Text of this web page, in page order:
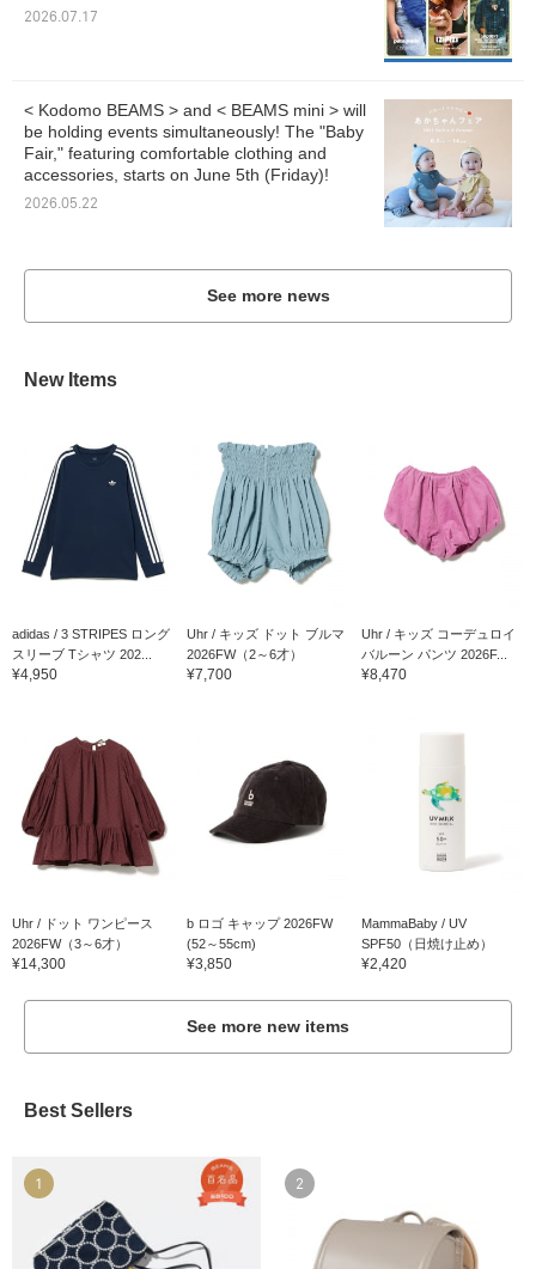
2026.07.17
< Kodomo BEAMS > and < BEAMS mini > will
be holding events simultaneously! The "Baby
Fair," featuring comfortable clothing and
accessories, starts on June 5th (Friday)!
2026.05.22
See more news
New Items
adidas / 3 STRIPES ロング
スリーブ Tシャツ 202...
¥4,950
Uhr / キッズ ドット ブルマ
2026FW（2～6才）
¥7,700
Uhr / キッズ コーデュロイ
バルーン パンツ 2026F...
¥8,470
Uhr / ドット ワンピース
2026FW（3～6才）
¥14,300
b ロゴ キャップ 2026FW
(52～55cm)
¥3,850
MammaBaby / UV
SPF50（日焼け止め）
¥2,420
See more new items
Best Sellers
1 2